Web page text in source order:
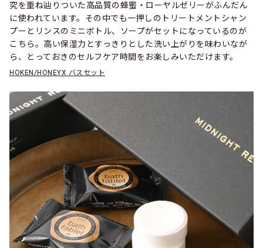
究を重ね辿りついた高品質の蜂蜜・ローヤルゼリーがふんだん
に使われています。その中でも一押しのトリートメントシャン
プーとリンスのミニボトル、ソープがセットになっているのが
こちら。高い保湿力とすっきりとした洗い上がりを味わいなが
ら、とっておきのセルフケア時間をお楽しみいただけます。
HOKEN/HONEYX バスセット